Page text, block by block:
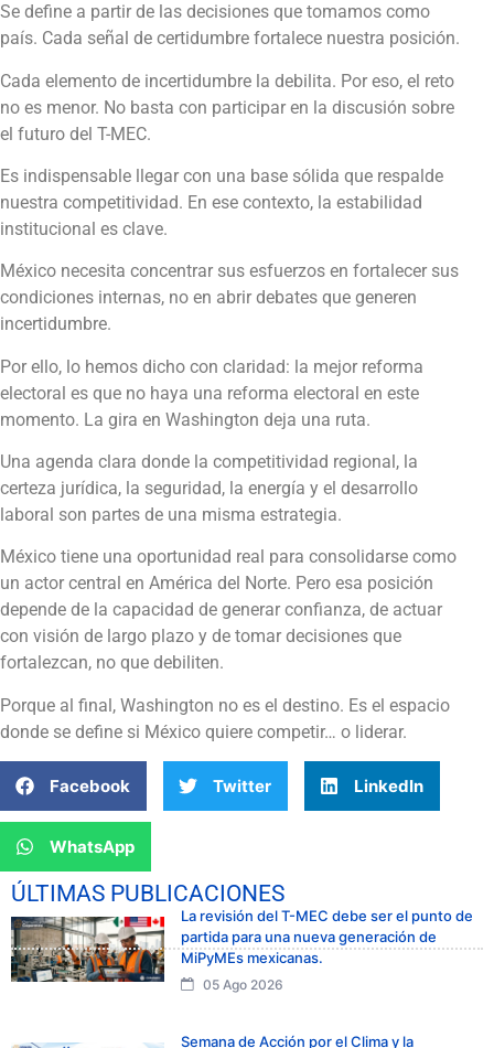
Se define a partir de las decisiones que tomamos como
país. Cada señal de certidumbre fortalece nuestra posición.
Cada elemento de incertidumbre la debilita. Por eso, el reto
no es menor. No basta con participar en la discusión sobre
el futuro del T-MEC.
Es indispensable llegar con una base sólida que respalde
nuestra competitividad. En ese contexto, la estabilidad
institucional es clave.
México necesita concentrar sus esfuerzos en fortalecer sus
condiciones internas, no en abrir debates que generen
incertidumbre.
Por ello, lo hemos dicho con claridad: la mejor reforma
electoral es que no haya una reforma electoral en este
momento. La gira en Washington deja una ruta.
Una agenda clara donde la competitividad regional, la
certeza jurídica, la seguridad, la energía y el desarrollo
laboral son partes de una misma estrategia.
México tiene una oportunidad real para consolidarse como
un actor central en América del Norte. Pero esa posición
depende de la capacidad de generar confianza, de actuar
con visión de largo plazo y de tomar decisiones que
fortalezcan, no que debiliten.
Porque al final, Washington no es el destino. Es el espacio
donde se define si México quiere competir… o liderar.
Facebook Twitter LinkedIn
WhatsApp
ÚLTIMAS PUBLICACIONES
La revisión del T-MEC debe ser el punto de
partida para una nueva generación de
MiPyMEs mexicanas.
05 Ago 2026
Semana de Acción por el Clima y la